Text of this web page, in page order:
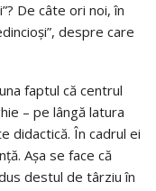
De câte ori noi, în
despre care
faptul că centrul
– pe lângă latura
didactică. În cadrul ei
Așa se face că
destul de târziu în